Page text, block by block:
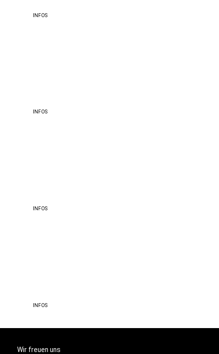
INFOS
INFOS
INFOS
INFOS
Wir freuen uns